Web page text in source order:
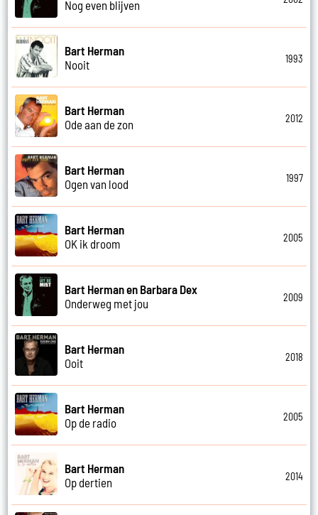
Nog even blijven
Bart Herman
Nooit
1993
Bart Herman
Ode aan de zon
2012
Bart Herman
Ogen van lood
1997
Bart Herman
OK ik droom
2005
Bart Herman en Barbara Dex
Onderweg met jou
2009
Bart Herman
Ooit
2018
Bart Herman
Op de radio
2005
Bart Herman
Op dertien
2014